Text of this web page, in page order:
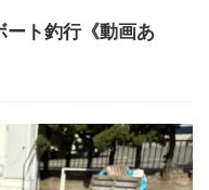
ト釣行《動画あ